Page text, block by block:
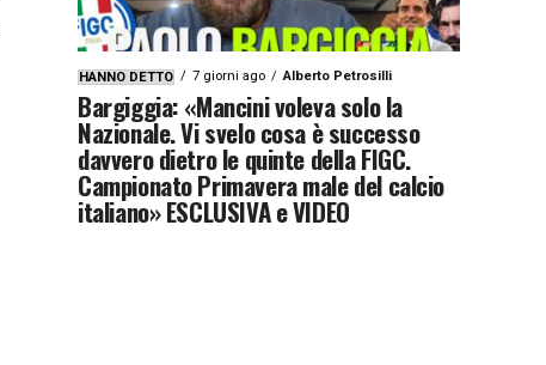
HANNO DETTO 7 giorni ago Alberto Petrosilli
Bargiggia: «Mancini voleva solo la
Nazionale. Vi svelo cosa è successo
davvero dietro le quinte della FIGC.
Campionato Primavera male del calcio
italiano» ESCLUSIVA e VIDEO